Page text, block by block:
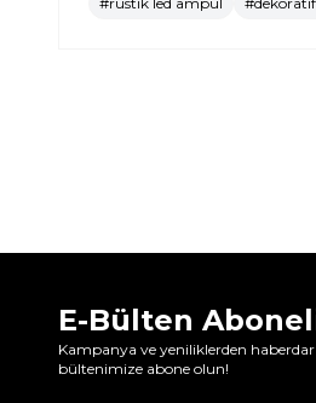
E-Bülten
Kampanya ve yeniliklerden
bültenimize abone olun!